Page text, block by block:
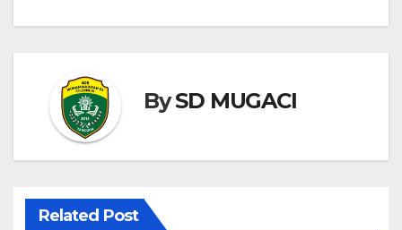
BySD MUGACI
Related Post